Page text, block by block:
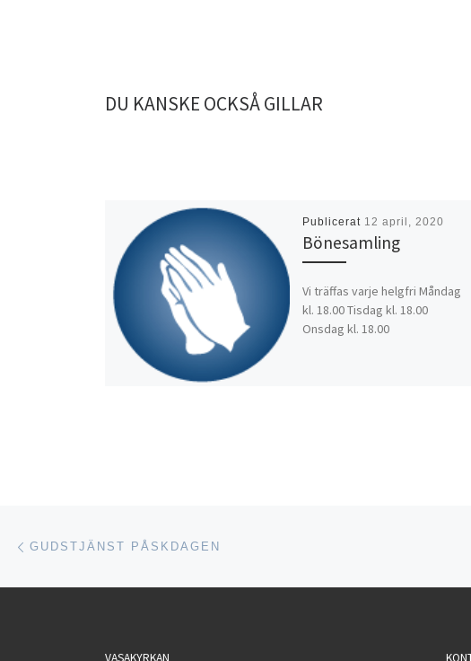
DU KANSKE OCKSÅ GILLAR
Publicerat 12 april, 2020
Bönesamling
Vi träffas varje helgfri Måndag
kl. 18.00 Tisdag kl. 18.00
Onsdag kl. 18.00
Inläggsnavigering
GUDSTJÄNST PÅSKDAGEN
VASAKYRKAN